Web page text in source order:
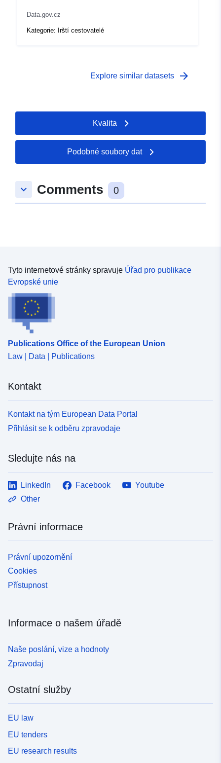
Data.gov.cz
Kategorie: Irští cestovatelé
Explore similar datasets arrow_forward
Kvalita
Podobné soubory dat
keyboard_arrow_down Comments 0
Tyto internetové stránky spravuje Úřad pro publikace
Evropské unie
Publications Office of the European Union
Law | Data | Publications
Kontakt
Kontakt na tým European Data Portal
Přihlásit se k odběru zpravodaje
Sledujte nás na
LinkedIn Facebook
Youtube
Other
Právní informace
Právní upozornění
Cookies
Přístupnost
Informace o našem úřadě
Naše poslání, vize a hodnoty
Zpravodaj
Ostatní služby
EU law
EU tenders
EU research results